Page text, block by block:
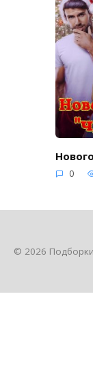
0
© 2026